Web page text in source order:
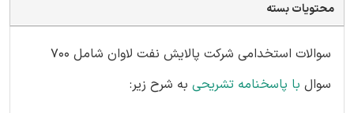
محتویات بسته
سوالات استخدامی شرکت پالایش نفت لاوان شامل 700
سوال با پاسخنامه تشریحی به شرح زیر: